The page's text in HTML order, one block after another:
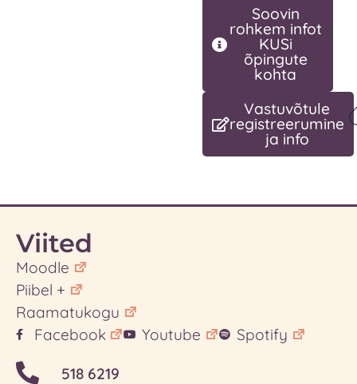
Soovin
rohkem infot
KUSi
õpingute
kohta
Vastuvõtule
registreerumine
ja info
Viited
Moodle
Piibel +
Raamatukogu
Facebook
Youtube Spotify
518 6219